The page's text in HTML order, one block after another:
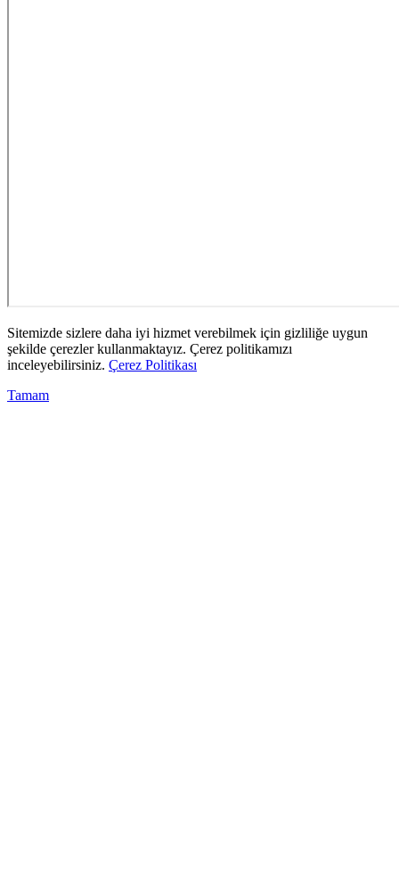
Sitemizde sizlere daha iyi hizmet verebilmek için gizliliğe uygun
şekilde çerezler kullanmaktayız. Çerez politikamızı
inceleyebilirsiniz. Çerez Politikası
Tamam